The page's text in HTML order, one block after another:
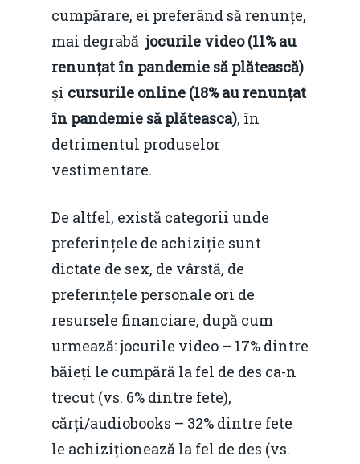
cumpărare, ei preferând să renunțe,
mai degrabă jocurile video (11% au
renunțat în pandemie să plătească)
și cursurile online (18% au renunțat
în pandemie să plăteasca), în
detrimentul produselor
vestimentare.
De altfel, există categorii unde
preferințele de achiziție sunt
dictate de sex, de vârstă, de
preferințele personale ori de
resursele financiare, după cum
urmează: jocurile video – 17% dintre
băieți le cumpără la fel de des ca-n
trecut (vs. 6% dintre fete),
cărți/audiobooks – 32% dintre fete
le achiziționează la fel de des (vs.